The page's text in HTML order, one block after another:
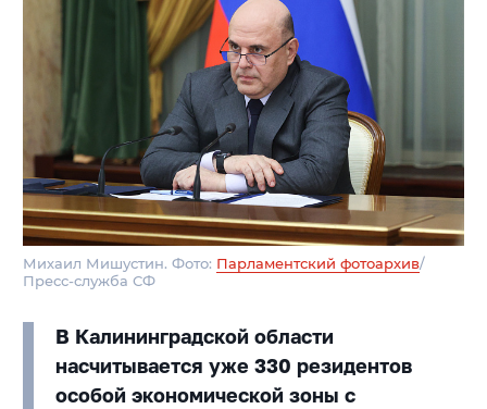
Михаил Мишустин. Фото: Парламентский фотоархив/
Пресс-служба СФ
В Калининградской области
насчитывается уже 330 резидентов
особой экономической зоны с